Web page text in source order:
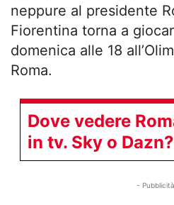
neppure al presidente
Fiorentina torna a
domenica alle 18
Roma.
Dove vedere
in tv. Sky o Dazn?
-